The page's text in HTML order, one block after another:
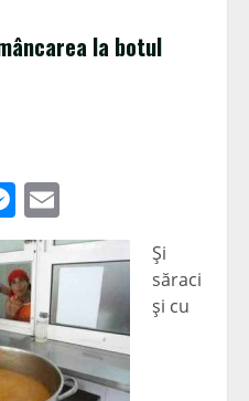
la botul
Messenger
Şi
săraci
şi cu